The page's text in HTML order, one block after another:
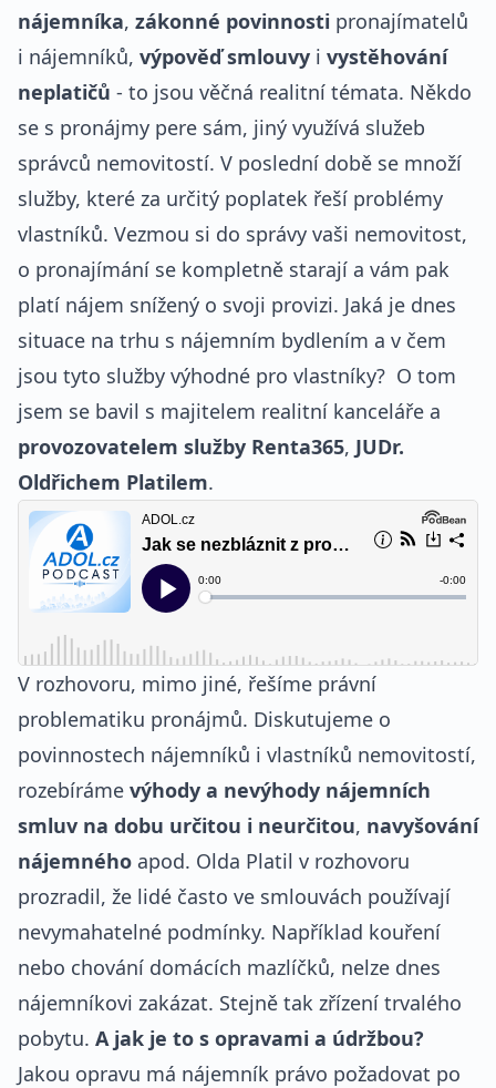
nájemníka, zákonné povinnosti pronajímatelů
i nájemníků, výpověď smlouvy i vystěhování
neplatičů - to jsou věčná realitní témata. Někdo
se s pronájmy pere sám, jiný využívá služeb
správců nemovitostí. V poslední době se množí
služby, které za určitý poplatek řeší problémy
vlastníků. Vezmou si do správy vaši nemovitost,
o pronajímání se kompletně starají a vám pak
platí nájem snížený o svoji provizi. Jaká je dnes
situace na trhu s nájemním bydlením a v čem
jsou tyto služby výhodné pro vlastníky? O tom
jsem se bavil s majitelem realitní kanceláře a
provozovatelem služby Renta365, JUDr.
Oldřichem Platilem.
V rozhovoru, mimo jiné, řešíme právní
problematiku pronájmů. Diskutujeme o
povinnostech nájemníků i vlastníků nemovitostí,
rozebíráme výhody a nevýhody nájemních
smluv na dobu určitou i neurčitou, navyšování
nájemného apod. Olda Platil v rozhovoru
prozradil, že lidé často ve smlouvách používají
nevymahatelné podmínky. Například kouření
nebo chování domácích mazlíčků, nelze dnes
nájemníkovi zakázat. Stejně tak zřízení trvalého
pobytu. A jak je to s opravami a údržbou?
Jakou opravu má nájemník právo požadovat po